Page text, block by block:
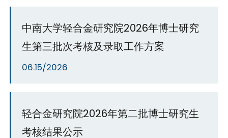
中南大学轻合金研究院2026年博士研究
生第三批次考核及录取工作方案
06.15/2026
轻合金研究院2026年第二批博士研究生
考核结果公示